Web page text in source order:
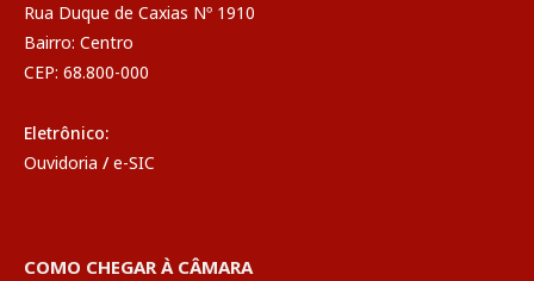
Rua Duque de Caxias Nº 1910
Bairro: Centro
CEP: 68.800-000
Eletrônico:
Ouvidoria / e-SIC
COMO CHEGAR À CÂMARA